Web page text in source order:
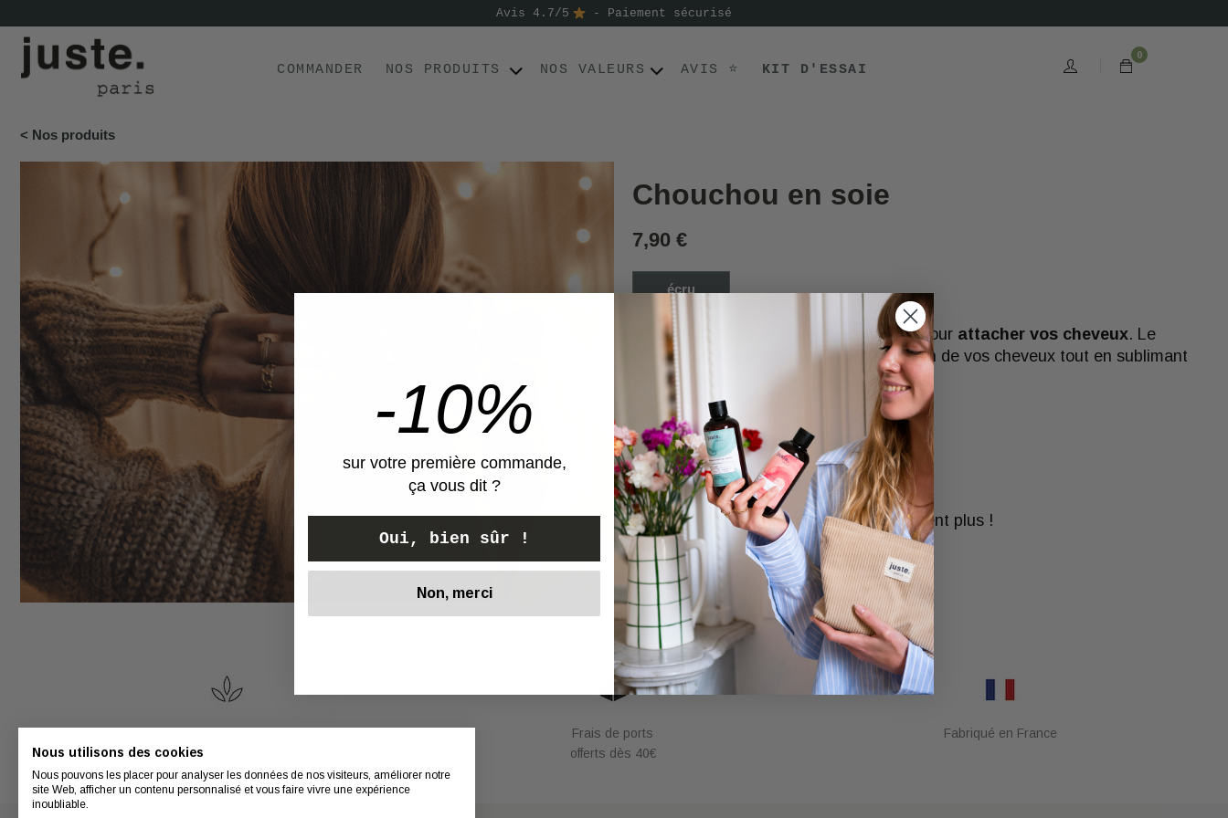
Nous utilisons des cookies
Nous pouvons les placer pour analyser les données de nos visiteurs, améliorer notre
site Web, afficher un contenu personnalisé et vous faire vivre une expérience
inoubliable.
Avis 4.7/5 - Paiement sécurisé
COMMANDER NOS PRODUITS NOS VALEURS AVIS ⭐ KIT D'ESSAI
0
< Nos produits
Chouchou en soie
7,90 €
écru
Tout simplement la meilleure matièrepour attacher vos cheveux. Le
chouchou en soie permet de prendre soin de vos cheveux tout en sublimant
vos coiffures ⭐
100% soie 19mm
2 coloris : bleu ciel ou écru
Epaisseur : 1cm
Diamètre : 5,5cm
Toutes celles qui l'ont essayé ne le quittent plus !
Commander
efficaces
Frais de ports
offerts dès 40€
Fabriqué en France
COMMANDER
KIT
D'ESSAI
AVIS
⭐
CONSEILS
MON
COMPTE
Retrouver
diagnostics,
abonnements.
-10%
sur votre première commande,
ça vous dit ?
Oui, bien sûr !
Non, merci